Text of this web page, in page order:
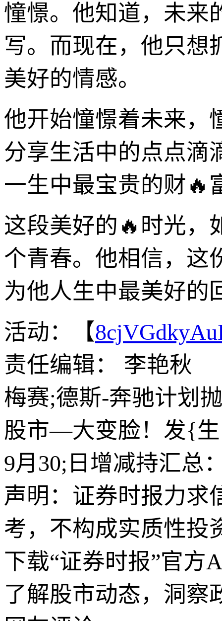
憧憬。他知道，未来
写。而现在，他只想
美好的情感。
他开始憧憬着未来，
分享生活中的点点滴
一生中最宝贵的财🔥
这段美好的🔥时光，
个青春。他相信，这
为他人生中最美好的
活动：【
责任编辑： 李艳秋
梅赛;德斯-奔驰计划
股市—大变脸！发{
9月30;日增减持汇总
声明：证券时报力求
考，不构成实质性投
下载“证券时报”官方
了解股市动态，洞察